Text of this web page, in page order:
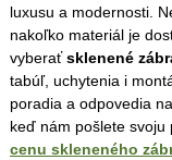
luxusu a modernosti.
nakoľko materiál je
vyberaťsklenené
tabúľ, uchytenia i
poradia a odpovedia
keď nám pošlete svoju
cenu skleneného